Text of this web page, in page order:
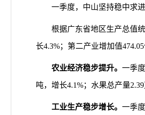
一季度，中山坚持稳中求
根据广东省地区生产总值
长4.3%；第二产业增加值474.05
农业经济稳步提升。 一季
吨，增长4.1%；水果总产量2.39
工业生产稳步增长。 一季